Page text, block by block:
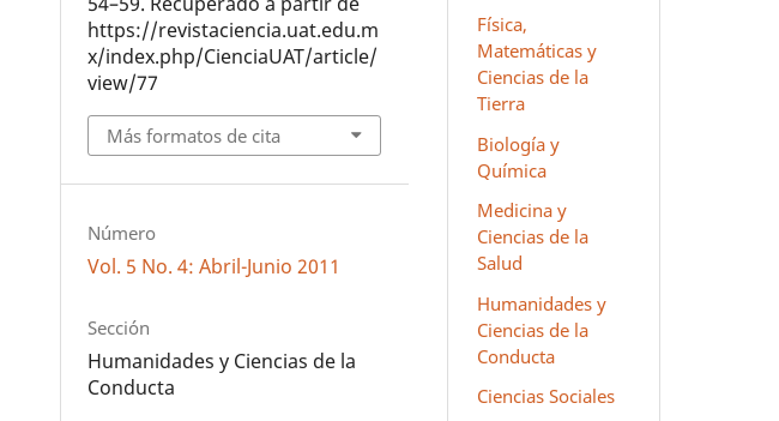
https://revistaciencia.uat.edu.m
x/index.php/CienciaUAT/article/
view/77
Más formatos de cita
Número
Vol. 5 No. 4: Abril-Junio 2011
Sección
Humanidades y Ciencias de la
Conducta
Física,
Matemáticas y
Ciencias de la
Tierra
Biología y
Química
Medicina y
Ciencias de la
Salud
Humanidades y
Ciencias de la
Conducta
Ciencias Sociales